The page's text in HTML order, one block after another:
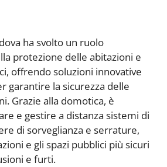
ha svolto un ruolo
protezione delle abitazioni e
offrendo soluzioni innovative
garantire la sicurezza delle
Grazie alla domotica, è
e gestire a distanza sistemi di
di sorveglianza e serrature,
e gli spazi pubblici più sicuri
e furti.